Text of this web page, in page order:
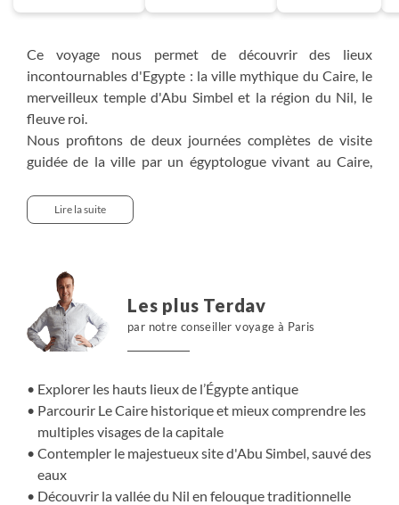
Ce voyage nous permet de découvrir des lieux
incontournables d'Egypte : la ville mythique du Caire, le
merveilleux temple d'Abu Simbel et la région du Nil, le
fleuve roi.
Nous profitons de deux journées complètes de visite
guidée de la ville par un égyptologue vivant au Caire,
égyptien et les sites historiques de la communauté
copte.
"l'africaine" et Abu Simbel à la découverte de la Nubie et
d'Abu Simbel. Nous remontons ensuite sur Assouan et
poursuivons notre découverte de l'Egypte lors d'une
descente du Nil à bord des felouques, embarcations
traditionnelles spécialement aménagées pour la nuit.
connaissances, entre visite et navigation. Un programme
complet !
Lire la suite
Les plus Terdav
par notre conseiller voyage à Paris
Explorer les hauts lieux de l’Égypte antique
Parcourir Le Caire historique et mieux comprendre les
multiples visages de la capitale
Contempler le majestueux site d'Abu Simbel, sauvé des
eaux
Découvrir la vallée du Nil en felouque traditionnelle